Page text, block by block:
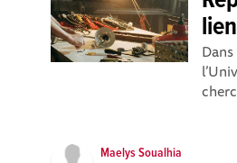
Maelys Soualhia